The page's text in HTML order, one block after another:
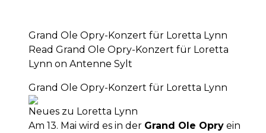
Grand Ole Opry-Konzert für Loretta Lynn
Read Grand Ole Opry-Konzert für Loretta
Lynn on Antenne Sylt
Grand Ole Opry-Konzert für Loretta Lynn
Neues zu Loretta Lynn
Am 13. Mai wird es in der Grand Ole Opry ein